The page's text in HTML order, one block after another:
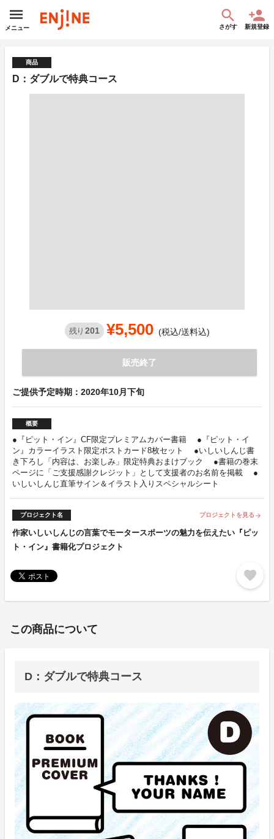
メニュー さがす 新規登録
商品
D：ダブルで特典コース
残り 201 ¥5,500 (税込/送料込)
販売終了
ご提供予定時期：2020年10月下旬
概要
●『ピット・イン』CF限定プレミアムカバー書籍 ●『ピット・イ
ン』カラーイラスト限定ポストカード8枚セット ●いしいしんじ書
き下ろし「内容は、お楽しみ」限定特典おまけブック ●書籍の巻末
ページに「ご支援感謝クレジット」として支援者のお名前を掲載 ●
いしいしんじ直筆サイン＆イラスト入りスペシャルシート
プロジェクト名 プロジェクトを見る arrow_forward
作家いしいしんじの言葉でモータースポーツの魅力を伝えたい『ピッ
ト・イン』書籍化プロジェクト
favorite
この商品について
D：ダブルで特典コース